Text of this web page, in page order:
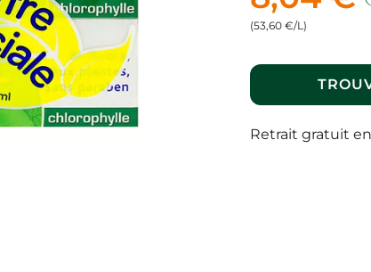
(53,60 €/L)
Retrait gratuit